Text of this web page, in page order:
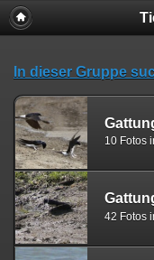
In dieser Gruppe
10 Fotos
42 Fotos